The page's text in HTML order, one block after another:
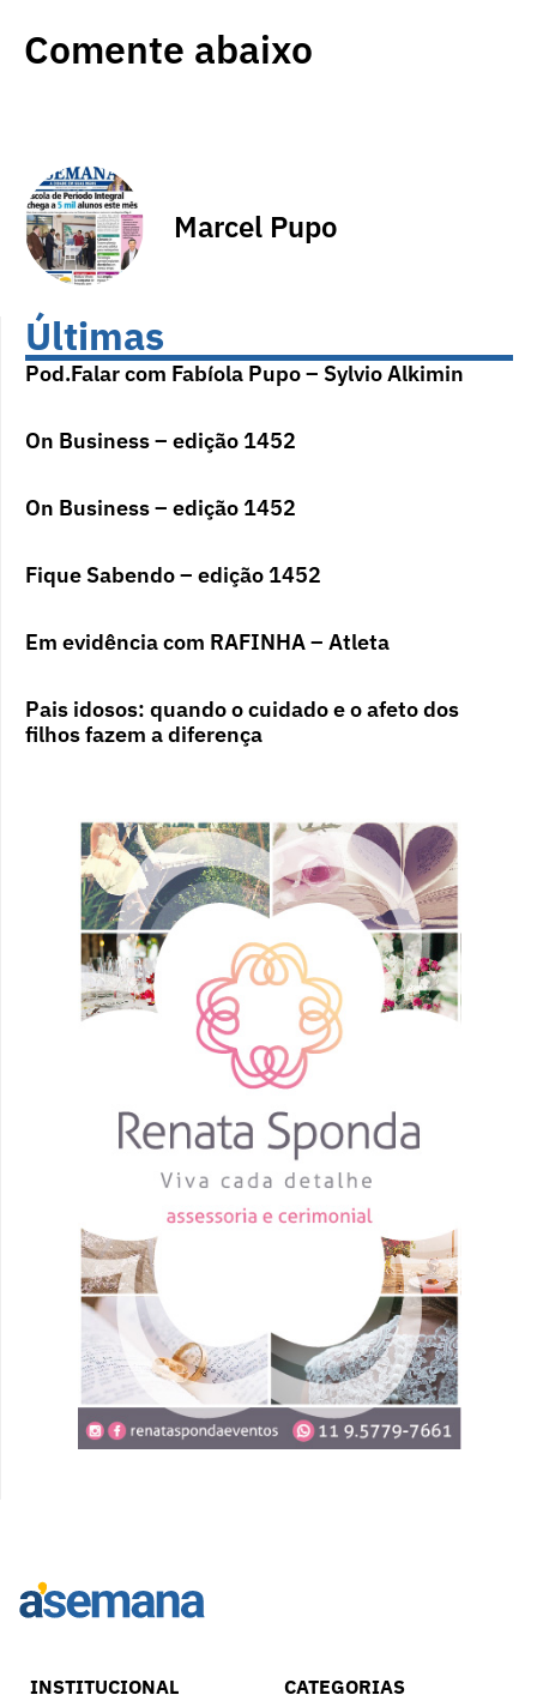
Comente abaixo
Marcel Pupo
Últimas
Pod.Falar com Fabíola Pupo – Sylvio Alkimin
On Business – edição 1452
On Business – edição 1452
Fique Sabendo – edição 1452
Em evidência com RAFINHA – Atleta
Pais idosos: quando o cuidado e o afeto dos
filhos fazem a diferença
INSTITUCIONAL CATEGORIAS